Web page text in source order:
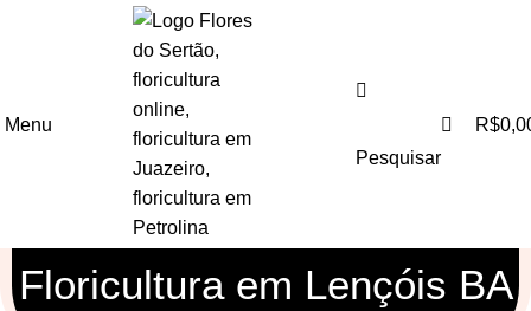
Menu
Pesquisar
R$
Floricultura em Lençóis BA